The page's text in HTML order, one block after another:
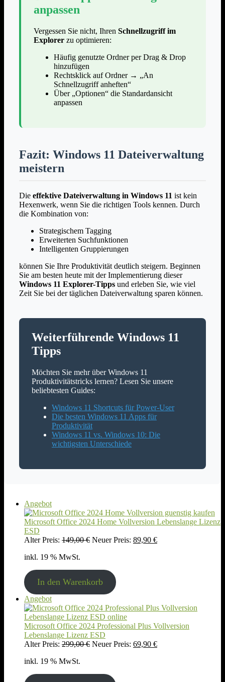
anpassen
Vergessen Sie nicht, Ihren Schnellzugriff im
Explorer zu optimieren:
Häufig genutzte Ordner per Drag & Drop
hinzufügen
Rechtsklick auf Ordner → „An
Schnellzugriff anheften“
Über „Optionen“ die Standardansicht
anpassen
Fazit: Windows 11 Dateiverwaltung
meistern
Die effektive Dateiverwaltung in Windows 11 ist kein
Hexenwerk, wenn Sie die richtigen Tools kennen. Durch
die Kombination von:
Strategischem Tagging
Erweiterten Suchfunktionen
Intelligenten Gruppierungen
können Sie Ihre Produktivität deutlich steigern. Beginnen
Sie am besten heute mit der Implementierung dieser
Windows 11 Explorer-Tipps und erleben Sie, wie viel
Zeit Sie bei der täglichen Dateiverwaltung sparen können.
Weiterführende Windows 11
Tipps
Möchten Sie mehr über Windows 11
Produktivitätstricks lernen? Lesen Sie unsere
beliebtesten Guides:
Windows 11 Shortcuts für Power-User
Die besten Windows 11 Apps für
Produktivität
Windows 11 vs. Windows 10: Die
wichtigsten Unterschiede
AngebotProdukt
im
Angebot
Microsoft Office 2024 Home Vollversion Lebenslange Lizenz
ESD
Alter Preis: 149,00€ Ursprünglicher
Neuer Preis: 89,90 €Aktueller
inkl. 19 % MwSt.
In den Warenkorb
AngebotProdukt
im
Angebot
Microsoft Office 2024 Professional Plus Vollversion
Lebenslange Lizenz ESD
Alter Preis: 299,00€ Ursprünglicher
Neuer Preis: 69,90 €Aktueller
inkl. 19 % MwSt.